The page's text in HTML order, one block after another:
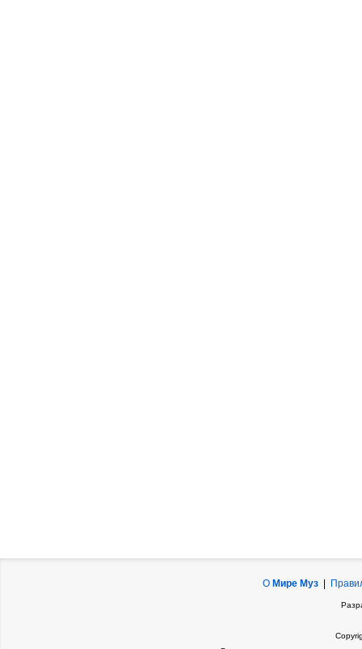
О Мире Муз|